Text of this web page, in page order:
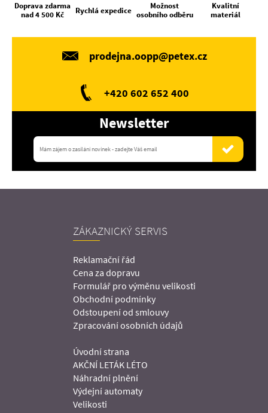
Doprava zdarma
nad 4 500 Kč
Rychlá expedice
Možnost
osobního odběru
Kvalitní
materiál
prodejna.oopp@petex.cz
+420 602 652 400
Newsletter
ZÁKAZNICKÝ SERVIS
Reklamační řád
Cena za dopravu
Formulář pro výměnu velikosti
Obchodní podmínky
Odstoupení od smlouvy
Zpracování osobních údajů
Úvodní strana
AKČNÍ LETÁK LÉTO
Náhradní plnění
Výdejní automaty
Velikosti